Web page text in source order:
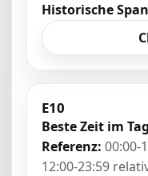
Historische
E10
Beste Zeit im
Referenz: 00:00-
12:00-23:59